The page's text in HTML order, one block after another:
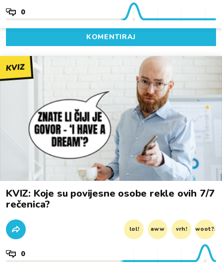
0
KOMENTIRAJ
KVIZ
KVIZ: Koje su povijesne osobe rekle ovih 7/7
rečenica?
lol! aww vrh! woot?!
0